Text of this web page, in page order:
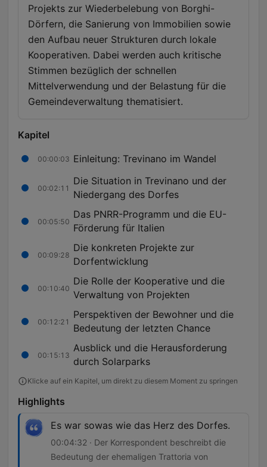
Projekts zur Wiederbelebung von Borghi-
Dörfern, die Sanierung von Immobilien sowie
den Aufbau neuer Strukturen durch lokale
Kooperativen. Dabei werden auch kritische
Stimmen bezüglich der schnellen
Mittelverwendung und der Belastung für die
Gemeindeverwaltung thematisiert.
Kapitel
00:00:03 Einleitung: Trevinano im Wandel
00:02:11
Die Situation in Trevinano und der
Niedergang des Dorfes
00:05:50
Das PNRR-Programm und die EU-
Förderung für Italien
00:09:28
Die konkreten Projekte zur
Dorfentwicklung
00:10:40
Die Rolle der Kooperative und die
Verwaltung von Projekten
00:12:21
Perspektiven der Bewohner und die
Bedeutung der letzten Chance
00:15:13
Ausblick und die Herausforderung
durch Solarparks
Klicke auf ein Kapitel, um direkt zu diesem Moment zu springen
Highlights
Es war sowas wie das Herz des Dorfes.
00:04:32 · Der Korrespondent beschreibt die
Bedeutung der ehemaligen Trattoria von